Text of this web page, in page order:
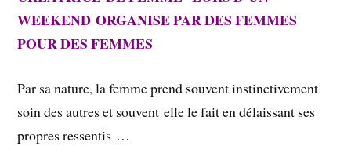
WEEKEND ORGANISE PAR DES FEMMES
POUR DES FEMMES
Par sa nature, la femme prend souvent instinctivement
soin des autres et souvent elle le fait en délaissant ses
propres ressentis …